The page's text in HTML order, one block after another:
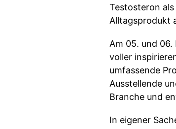
Testosteron
Alltagsprodukt
Am 05. und
voller
umfassende
Ausstellende
Branche und
In eigener